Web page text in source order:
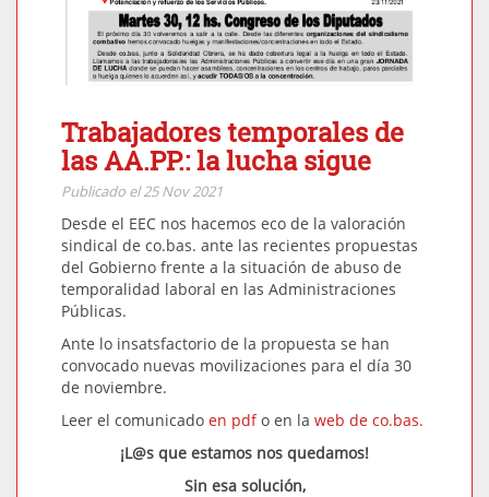
Trabajadores temporales de
las AA.PP.: la lucha sigue
Publicado el 25 Nov 2021
Desde el EEC nos hacemos eco de la valoración
sindical de co.bas. ante las recientes propuestas
del Gobierno frente a la situación de abuso de
temporalidad laboral en las Administraciones
Públicas.
Ante lo insatsfactorio de la propuesta se han
convocado nuevas movilizaciones para el día 30
de noviembre.
Leer el comunicado en pdfo en la web de co.bas.
¡L@s que estamos nos quedamos!
Sin esa solución,